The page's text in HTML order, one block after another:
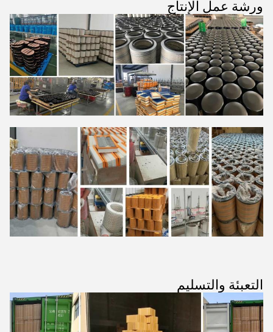
ورشة عمل الإنتاج
التعبئة والتسليم